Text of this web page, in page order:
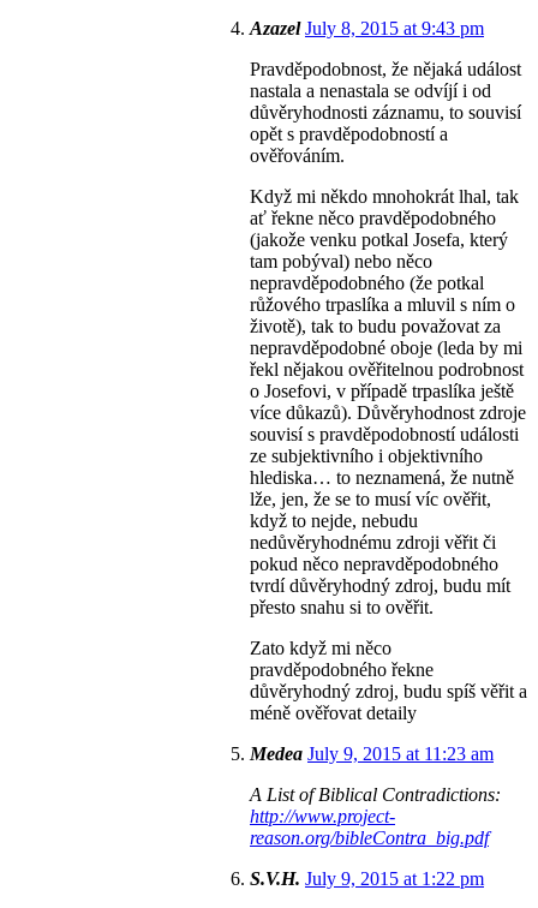
Azazel July 8, 2015 at 9:43 pm
Pravděpodobnost, že nějaká událost
nastala a nenastala se odvíjí i od
důvěryhodnosti záznamu, to souvisí
opět s pravděpodobností a
ověřováním.
Když mi někdo mnohokrát lhal, tak
ať řekne něco pravděpodobného
(jakože venku potkal Josefa, který
tam pobýval) nebo něco
nepravděpodobného (že potkal
růžového trpaslíka a mluvil s ním o
životě), tak to budu považovat za
nepravděpodobné oboje (leda by mi
řekl nějakou ověřitelnou podrobnost
o Josefovi, v případě trpaslíka ještě
více důkazů). Důvěryhodnost zdroje
souvisí s pravděpodobností události
ze subjektivního i objektivního
hlediska… to neznamená, že nutně
lže, jen, že se to musí víc ověřit,
když to nejde, nebudu
nedůvěryhodnému zdroji věřit či
pokud něco nepravděpodobného
tvrdí důvěryhodný zdroj, budu mít
přesto snahu si to ověřit.
Zato když mi něco
pravděpodobného řekne
důvěryhodný zdroj, budu spíš věřit a
méně ověřovat detaily
Medea July 9, 2015 at 11:23 am
A List of Biblical Contradictions:
http://www.project-
reason.org/bibleContra_big.pdf
S.V.H. July 9, 2015 at 1:22 pm